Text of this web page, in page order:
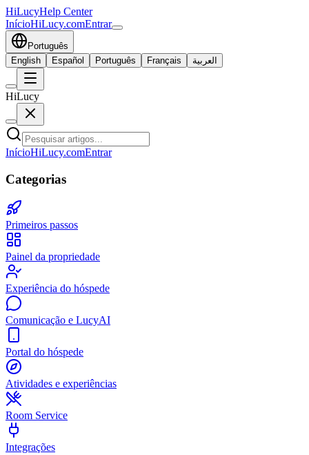
HiLucyHelp Center
InícioHiLucy.comEntrar
Português
English
Español Português Français العربية
HiLucy
InícioHiLucy.comEntrar
Categorias
Primeiros passos
Painel da propriedade
Experiência do hóspede
Comunicação e LucyAI
Portal do hóspede
Atividades e experiências
Room Service
Integrações